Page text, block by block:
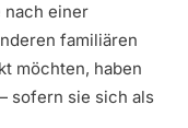
nach einer
familiären
möchten, haben
sofern sie sich als